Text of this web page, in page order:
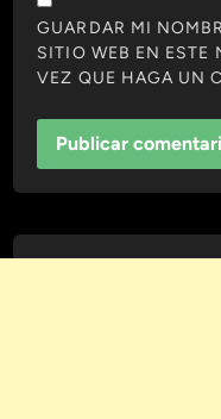
GUARDAR MI
SITIO WEB EN ESTE
VEZ QUE HAGA UN